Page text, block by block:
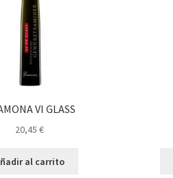
VI GLASS
20,45€
al carrito